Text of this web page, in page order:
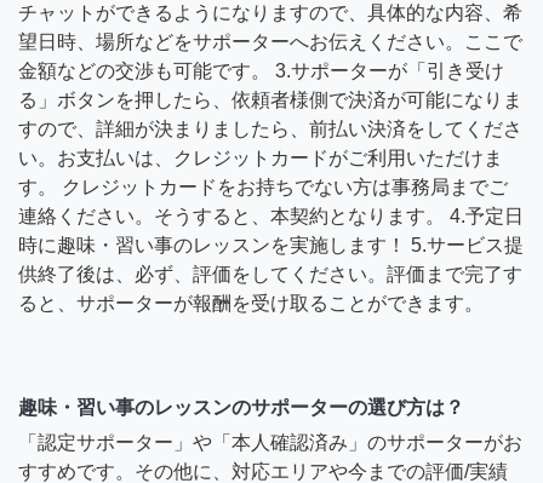
チャットができるようになりますので、具体的な内容、希
望日時、場所などをサポーターへお伝えください。ここで
金額などの交渉も可能です。 3.サポーターが「引き受け
る」ボタンを押したら、依頼者様側で決済が可能になりま
すので、詳細が決まりましたら、前払い決済をしてくださ
い。お支払いは、クレジットカードがご利用いただけま
す。 クレジットカードをお持ちでない方は事務局までご
連絡ください。そうすると、本契約となります。 4.予定日
時に趣味・習い事のレッスンを実施します！ 5.サービス提
供終了後は、必ず、評価をしてください。評価まで完了す
ると、サポーターが報酬を受け取ることができます。
趣味・習い事のレッスンのサポーターの選び方は？
「認定サポーター」や「本人確認済み」のサポーターがお
すすめです。その他に、対応エリアや今までの評価/実績